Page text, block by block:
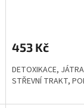
453 Kč
DETOXIKACE,
STŘEVNÍ TRAKT,